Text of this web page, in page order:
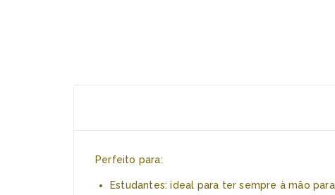
Perfeito para:
Estudantes: ideal para ter sempre à mão